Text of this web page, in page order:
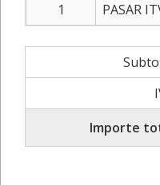
1
PASAR
Importe